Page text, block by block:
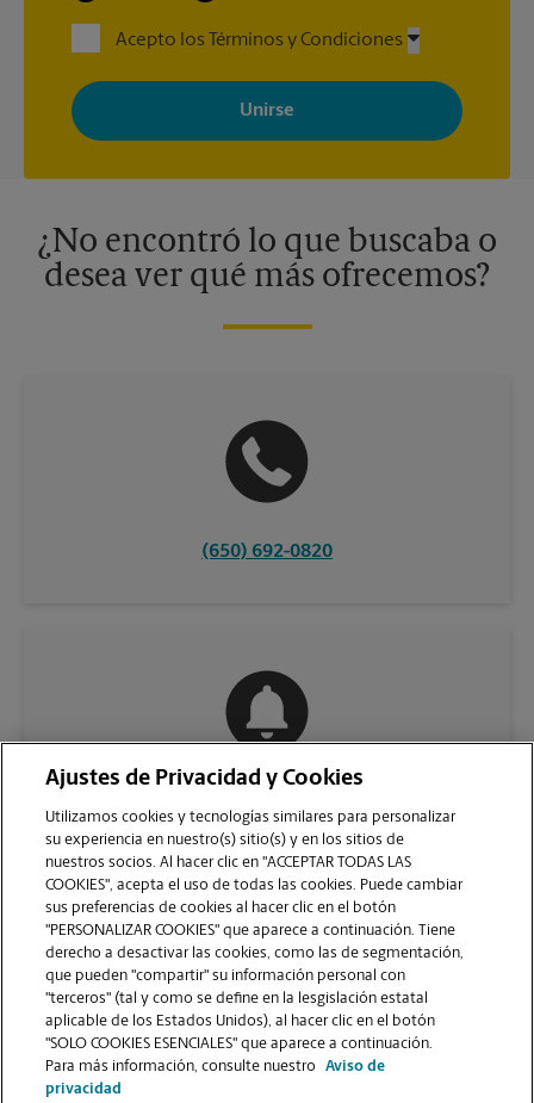
Acepto los Términos y Condiciones
Al registrarse, acepta recibir correos electrónicos de The UPS
Store con noticias, ofertas especiales, promociones y mensajes
adaptados a sus intereses. Puede darse de baja en cualquier
momento. Para más información, consulte nuestra política de
¿No encontró lo que buscaba o
desea ver qué más ofrecemos?
(650) 692-0820
VER LA PÁGINA DE LA TIENDA
Ajustes de Privacidad y Cookies
Utilizamos cookies y tecnologías similares para personalizar
su experiencia en nuestro(s) sitio(s) y en los sitios de
nuestros socios. Al hacer clic en "ACCEPTAR TODAS LAS
COOKIES", acepta el uso de todas las cookies. Puede cambiar
sus preferencias de cookies al hacer clic en el botón
"PERSONALIZAR COOKIES" que aparece a continuación. Tiene
derecho a desactivar las cookies, como las de segmentación,
que pueden "compartir" su información personal con
"terceros" (tal y como se define en la lesgislación estatal
aplicable de los Estados Unidos), al hacer clic en el botón
"SOLO COOKIES ESENCIALES" que aparece a continuación.
Para más información, consulte nuestro
Aviso de
privacidad